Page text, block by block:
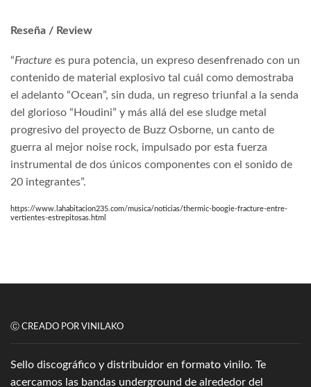
Reseña / Review
“Fracture es pura potencia, un expreso desenfrenado con un
contenido de material explosivo tal cuál como demostraba
el adelanto “Ocean”, sin duda, un regreso triunfal a la senda
del glorioso “Houdini” y más allá del ese sludge metal
progresivo del proyecto de Buzz Osborne, un canto de
guerra al mejor noise rock, impulsado por esta fuerza
instrumental de dos únicos componentes con el sonido de
20 integrantes”.
https://www.lahabitacion235.com/musica/noticias/thermic-boogie-fracture-entre-
vertientes-estrepitosas.html
Ⓒ CREADO POR VINILAKO
Sello discográfico y distribuidor en formato vinilo. Te
acercamos las bandas underground de alrededor del